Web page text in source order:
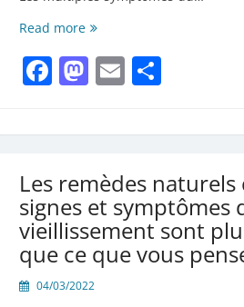
Read moreLes
toutes
vieillissement
Facebook
Mastodon
Email
Les remèdes
signes et symptômes
vieillissement sont
que ce que vous
04/03/2022